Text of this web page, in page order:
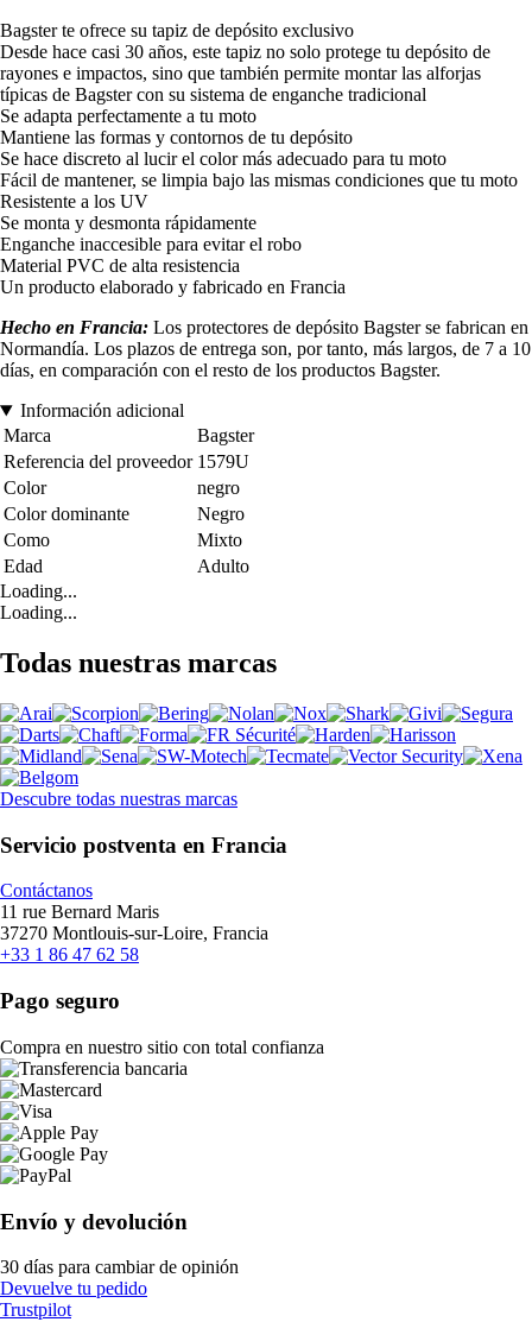
Bagster te ofrece su tapiz de depósito exclusivo
Desde hace casi 30 años, este tapiz no solo protege tu depósito de
rayones e impactos, sino que también permite montar las alforjas
típicas de Bagster con su sistema de enganche tradicional
Se adapta perfectamente a tu moto
Mantiene las formas y contornos de tu depósito
Se hace discreto al lucir el color más adecuado para tu moto
Fácil de mantener, se limpia bajo las mismas condiciones que tu moto
Resistente a los UV
Se monta y desmonta rápidamente
Enganche inaccesible para evitar el robo
Material PVC de alta resistencia
Un producto elaborado y fabricado en Francia
Hecho en Francia: Los protectores de depósito Bagster se fabrican en
Normandía. Los plazos de entrega son, por tanto, más largos, de 7 a 10
días, en comparación con el resto de los productos Bagster.
Información adicional
Marca
Bagster
Referencia del proveedor 1579U
Color
negro
Color dominante
Negro
Como
Mixto
Edad
Adulto
Loading...
Loading...
Todas nuestras marcas
Descubre todas nuestras marcas
Servicio postventa en Francia
Contáctanos
11 rue Bernard Maris
37270 Montlouis-sur-Loire, Francia
+33 1 86 47 62 58
Pago seguro
Compra en nuestro sitio con total confianza
Envío y devolución
30 días para cambiar de opinión
Devuelve tu pedido
Trustpilot